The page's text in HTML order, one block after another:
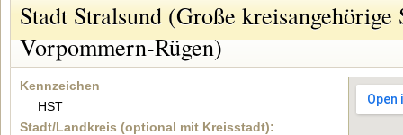
Stadt Stralsund (Große
Vorpommern-Rügen)
Kennzeichen
HST
Stadt/Landkreis (optional mit Kreisstadt):